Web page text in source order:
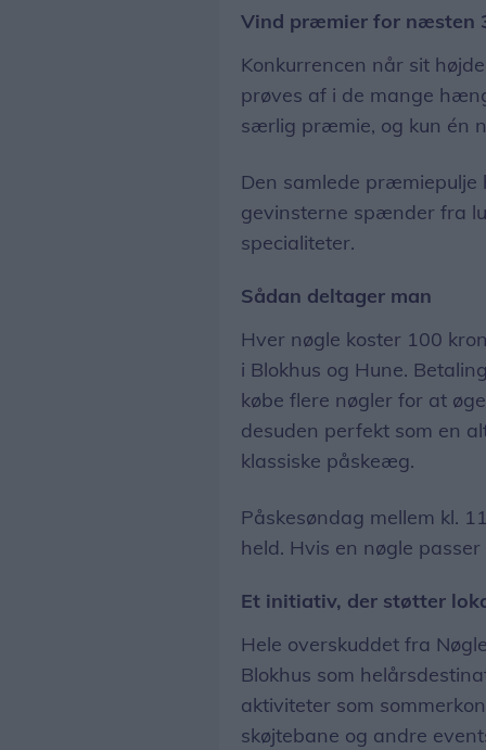
Vind præmier for næsten
Konkurrencen når sit
prøves af i de mange
særlig præmie, og kun én
Den samlede
gevinsterne spænder fra
specialiteter.
Sådan deltager man
Hver nøgle koster 100
i Blokhus og Hune.
købe flere nøgler for at
desuden perfekt som en
klassiske påskeæg.
Påskesøndag mellem kl.
held. Hvis en nøgle
Et initiativ, der støtter
Hele overskuddet fra
Blokhus som
aktiviteter som
skøjtebane og andre